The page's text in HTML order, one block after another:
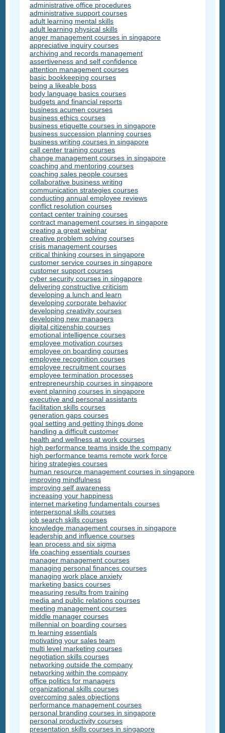
administrative office procedures
administrative support courses
adult learning mental skills
adult learning physical skills
anger management courses in singapore
appreciative inquiry courses
archiving and records management
assertiveness and self confidence
attention management courses
basic bookkeeping courses
being a likeable boss
body language basics courses
budgets and financial reports
business acumen courses
business ethics courses
business etiquette courses in singapore
business succession planning courses
business writing courses in singapore
call center training courses
change management courses in singapore
coaching and mentoring courses
coaching sales people courses
collaborative business writing
communication strategies courses
conducting annual employee reviews
conflict resolution courses
contact center training courses
contract management courses in singapore
creating a great webinar
creative problem solving courses
crisis management courses
critical thinking courses in singapore
customer service courses in singapore
customer support courses
cyber security courses in singapore
delivering constructive criticism
developing a lunch and learn
developing corporate behavior
developing creativity courses
developing new managers
digital citizenship courses
emotional intelligence courses
employee motivation courses
employee on boarding courses
employee recognition courses
employee recruitment courses
employee termination processes
entrepreneurship courses in singapore
event planning courses in singapore
executive and personal assistants
facilitation skills courses
generation gaps courses
goal setting and getting things done
handling a difficult customer
health and wellness at work courses
high performance teams inside the company
high performance teams remote work force
hiring strategies courses
human resource management courses in singapore
improving mindfulness
improving self awareness
increasing your happiness
internet marketing fundamentals courses
interpersonal skills courses
job search skills courses
knowledge management courses in singapore
leadership and influence courses
lean process and six sigma
life coaching essentials courses
manager management courses
managing personal finances courses
managing work place anxiety
marketing basics courses
measuring results from training
media and public relations courses
meeting management courses
middle manager courses
millennial on boarding courses
m learning essentials
motivating your sales team
multi level marketing courses
negotiation skills courses
networking outside the company
networking within the company
office politics for managers
organizational skills courses
overcoming sales objections
performance management courses
personal branding courses in singapore
personal productivity courses
presentation skills courses in singapore